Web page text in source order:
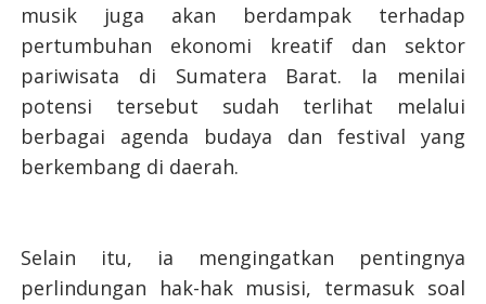
musik juga akan berdampak terhadap
pertumbuhan ekonomi kreatif dan sektor
pariwisata di Sumatera Barat. Ia menilai
potensi tersebut sudah terlihat melalui
berbagai agenda budaya dan festival yang
berkembang di daerah.
Selain itu, ia mengingatkan pentingnya
perlindungan hak-hak musisi, termasuk soal